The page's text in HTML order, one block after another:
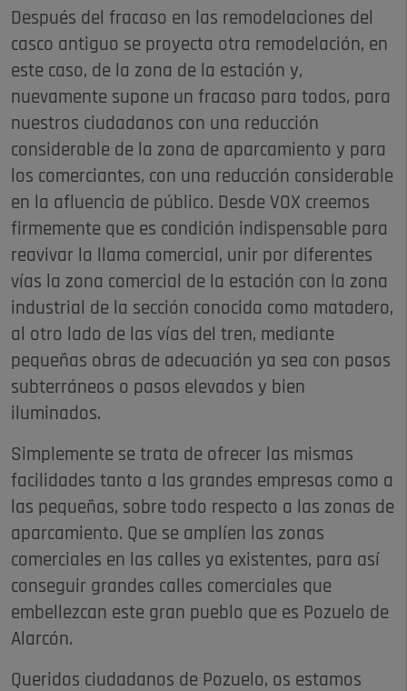
Después del fracaso en las remodelaciones del
casco antiguo se proyecta otra remodelación, en
este caso, de la zona de la estación y,
nuevamente supone un fracaso para todos, para
nuestros ciudadanos con una reducción
considerable de la zona de aparcamiento y para
los comerciantes, con una reducción considerable
en la afluencia de público. Desde VOX creemos
firmemente que es condición indispensable para
reavivar la llama comercial, unir por diferentes
vías la zona comercial de la estación con la zona
industrial de la sección conocida como matadero,
al otro lado de las vías del tren, mediante
pequeñas obras de adecuación ya sea con pasos
subterráneos o pasos elevados y bien
iluminados.
Simplemente se trata de ofrecer las mismas
facilidades tanto a las grandes empresas como a
las pequeñas, sobre todo respecto a las zonas de
aparcamiento. Que se amplíen las zonas
comerciales en las calles ya existentes, para así
conseguir grandes calles comerciales que
embellezcan este gran pueblo que es Pozuelo de
Alarcón.
Queridos ciudadanos de Pozuelo, os estamos